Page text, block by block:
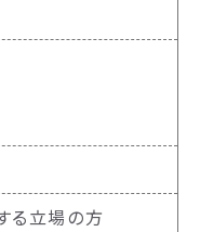
る立場の方